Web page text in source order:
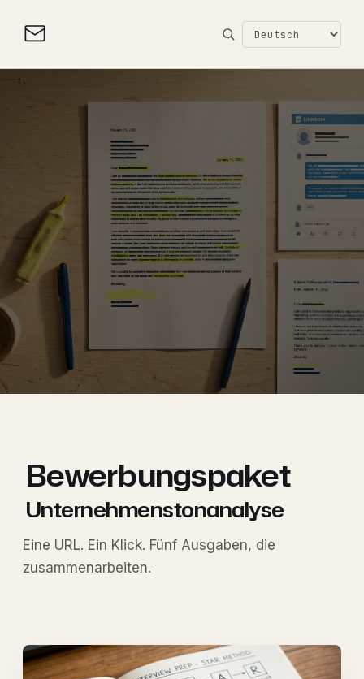
Bewerbungspaket
Eine URL. Ein Klick. Fünf Ausgaben, die
zusammenarbeiten.
Unternehmenstonanalyse
Eine URL. Ein Klick. Fünf Ausgaben, die
zusammenarbeiten.